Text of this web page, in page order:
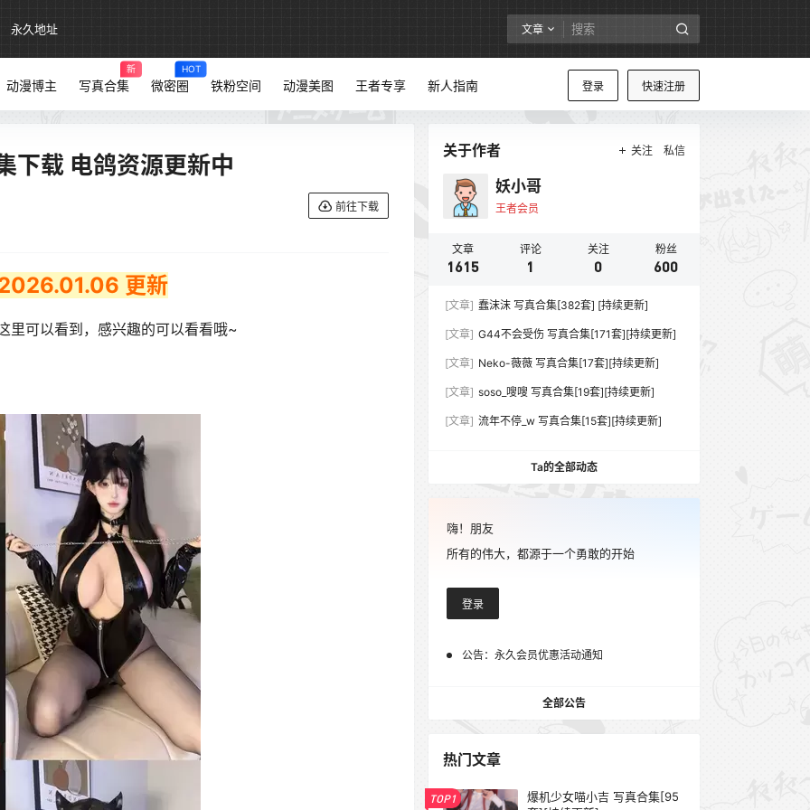
永久地址 文章
登录 快速注册
动漫博主 写真合集
新
微密圈
HOT
铁粉空间 动漫美图 王者专享 新人指南
下载 电鸽资源更新中
前往下载
更新
里可以看到，感兴趣的可以看看哦~
关于作者 关注 私信
妖小哥
王者会员
文章
1615
评论
1
关注
0
粉丝
600
[文章] 蠢沫沫 写真合集[382套] [持续更新]
[文章] G44不会受伤 写真合集[171套][持续更新]
[文章] Neko-薇薇 写真合集[17套][持续更新]
[文章] soso_嗖嗖 写真合集[19套][持续更新]
[文章] 流年不停_w 写真合集[15套][持续更新]
Ta的全部动态
嗨！朋友
所有的伟大，都源于一个勇敢的开始
登录
公告： 永久会员优惠活动通知
全部公告
热门文章
TOP1
爆机少女喵小吉 写真合集[95